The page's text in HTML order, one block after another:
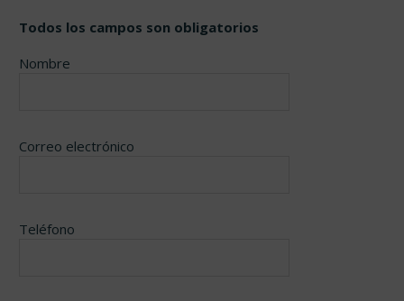
Todos los campos son obligatorios
Nombre
Correo electrónico
Teléfono